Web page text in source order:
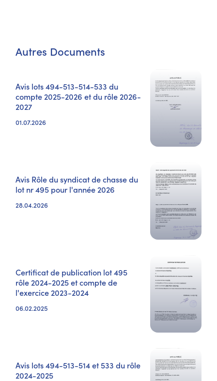
Autres Documents
Avis lots 494-513-514-533 du
compte 2025-2026 et du rôle 2026-
2027
01.07.2026
Avis Rôle du syndicat de chasse du
lot nr 495 pour l'année 2026
28.04.2026
Certificat de publication lot 495
rôle 2024-2025 et compte de
l'exercice 2023-2024
06.02.2025
Avis lots 494-513-514 et 533 du rôle
2024-2025